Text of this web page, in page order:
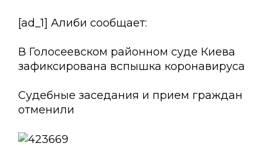
[ad_1] Алиби сообщает:
В Голосеевском районном суде Киева
зафиксирована вспышка коронавируса
Судебные заседания и прием граждан
отменили